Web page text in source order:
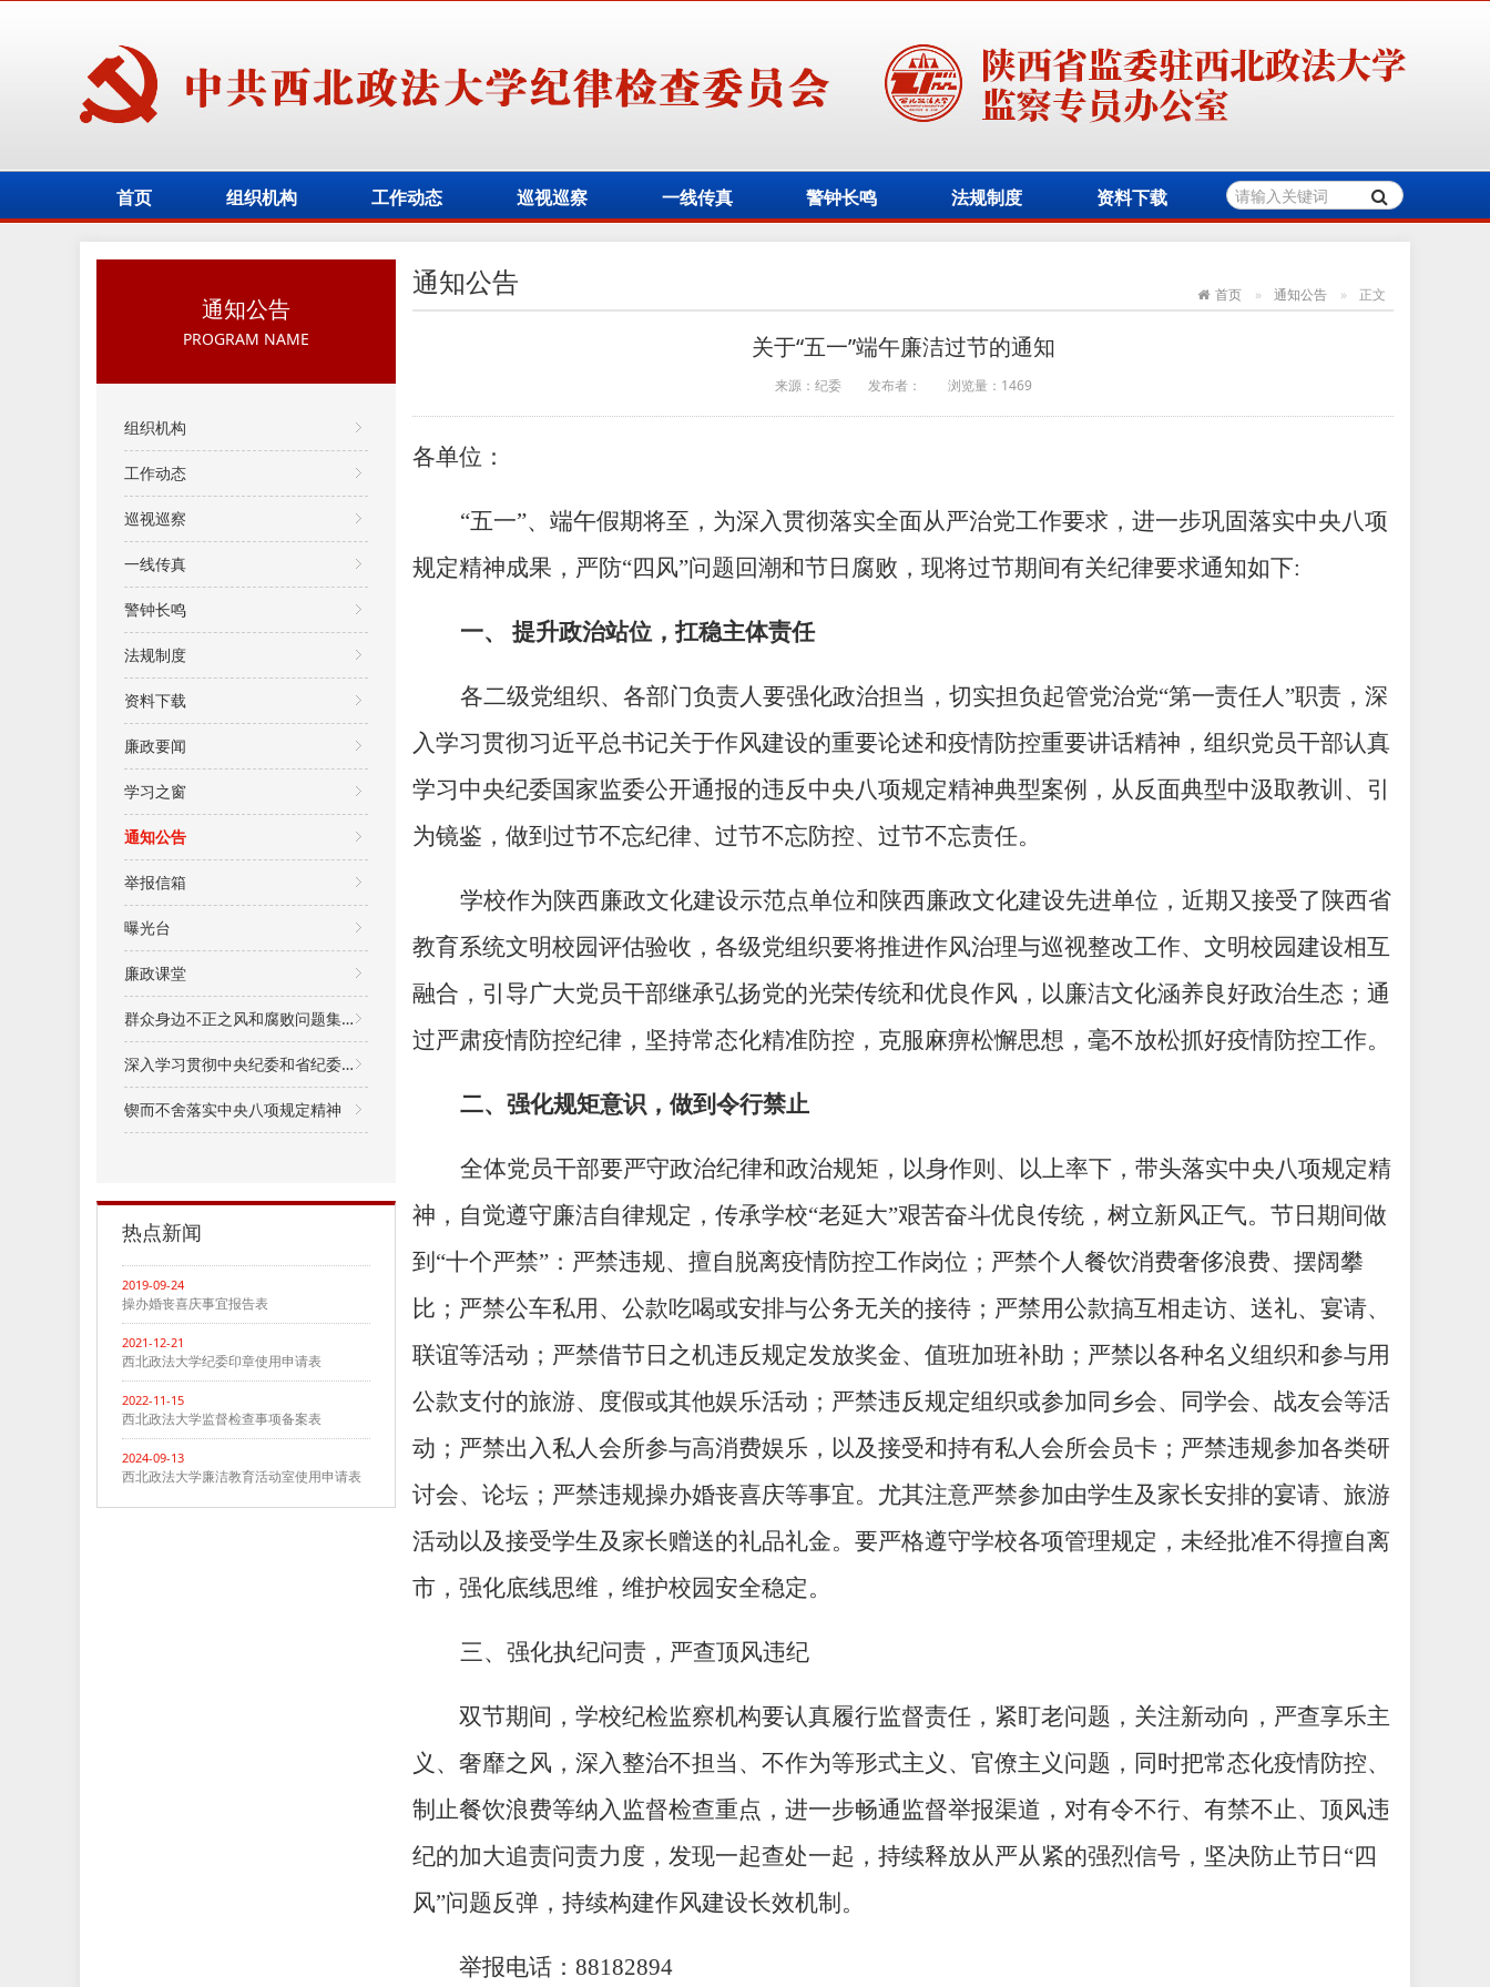
首页 组织机构 工作动态 巡视巡察 一线传真 警钟长鸣 法规制度 资料下载
通知公告
PROGRAM NAME
组织机构
工作动态
巡视巡察
一线传真
警钟长鸣
法规制度
资料下载
廉政要闻
学习之窗
通知公告
举报信箱
曝光台
廉政课堂
群众身边不正之风和腐败问题集中整治
深入学习贯彻中央纪委和省纪委五次全会精神
锲而不舍落实中央八项规定精神
热点新闻
2019-09-24
操办婚丧喜庆事宜报告表
2021-12-21
西北政法大学纪委印章使用申请表
2022-11-15
西北政法大学监督检查事项备案表
2024-09-13
西北政法大学廉洁教育活动室使用申请表
首页 通知公告 正文
通知公告
关于“五一”端午廉洁过节的通知
来源：纪委 发布者： 浏览量： 1469
各单位：
“五一”、端午假期将至，为深入贯彻落实全面从严治党工作要求，进一步巩固落实中央八项
规定精神成果，严防“四风”问题回潮和节日腐败，现将过节期间有关纪律要求通知如下:
一、 提升政治站位，扛稳主体责任
各二级党组织、各部门负责人要强化政治担当，切实担负起管党治党“第一责任人”职责，深
入学习贯彻习近平总书记关于作风建设的重要论述和疫情防控重要讲话精神 ，组织党员干部认真
学习中央纪委国家监委公开通报的违反中央八项规定精神典型案例，从反面典型中汲取教训、引
为镜鉴，做到过节不忘纪律、过节不忘防控、过节不忘责任。
学校作为陕西廉政文化建设示范点单位和陕西廉政文化建设先进单位，近期又接受了陕西省
教育系统文明校园评估验收，各级党组织要将推进作风治理与巡视整改工作、文明校园建设相互
融合，引导广大党员干部继承弘扬党的光荣传统和优良作风，以廉洁文化涵养良好政治生态；通
过严肃疫情防控纪律，坚持常态化精准防控，克服麻痹松懈思想，毫不放松抓好疫情防控工作。
二、强化规矩意识， 做到令行禁止
全体党员干部要严守政治纪律和政治规矩，以身作则、以上率下，带头落实中央八项规定精
神，自觉遵守廉洁自律规定，传承学校“老延大”艰苦奋斗优良传统，树立新风正气。节日期间做
到“十个严禁”：严禁违规、擅自脱离疫情防控工作岗位；严禁个人餐饮消费奢侈浪费、摆阔攀
比；严禁公车私用、公款吃喝或安排与公务无关的接待；严禁用公款搞互相走访、送礼、宴请、
联谊等活动；严禁借节日之机违反规定发放奖金、值班加班补助；严禁以各种名义组织和参与用
公款支付的旅游、度假或其他娱乐活动；严禁违反规定组织或参加同乡会、同学会、战友会等活
动；严禁出入私人会所参与高消费娱乐，以及接受和持有私人会所会员卡；严禁违规参加各类研
讨会、论坛；严禁违规操办婚丧喜庆等事宜。尤其注意严禁参加由学生及家长安排的宴请、旅游
活动以及接受学生及家长赠送的礼品礼金。要严格遵守学校各项管理规定，未经批准不得擅自离
市，强化底线思维，维护校园安全稳定。
三、 强化执纪问责，严查顶风违纪
双节期间，学校纪检监察机构要认真履行监督责任，紧盯老问题，关注新动向，严查享乐主
义、奢靡之风，深入整治不担当、不作为等形式主义、官僚主义问题，同时把常态化疫情防控、
制止餐饮浪费等纳入监督检查重点，进一步畅通监督举报渠道，对有令不行、有禁不止、顶风违
纪的加大追责问责力度，发现一起查处一起，持续释放从严从紧的强烈信号，坚决防止节日 “四
风”问题反弹，持续构建作风建设长效机制。
举报电话： 88182894